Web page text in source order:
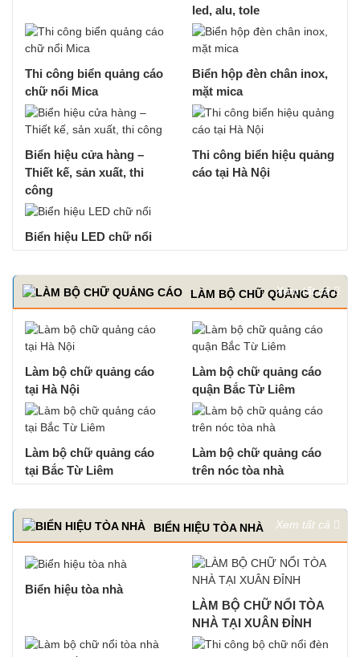
led, alu, tole
Thi công biển quảng cáo
chữ nổi Mica
Biển hộp đèn chân inox,
mặt mica
Biển hiệu cửa hàng –
Thiết kế, sản xuất, thi
công
Thi công biển hiệu quảng
cáo tại Hà Nội
Biển hiệu LED chữ nổi
LÀM BỘ CHỮ QUẢNG CÁO
Xem tất cả
Làm bộ chữ quảng cáo
tại Hà Nội
Làm bộ chữ quảng cáo
quận Bắc Từ Liêm
Làm bộ chữ quảng cáo
tại Bắc Từ Liêm
Làm bộ chữ quảng cáo
trên nóc tòa nhà
BIỂN HIỆU TÒA NHÀ Xem tất cả
Biển hiệu tòa nhà
LÀM BỘ CHỮ NỔI TÒA
NHÀ TẠI XUÂN ĐỈNH